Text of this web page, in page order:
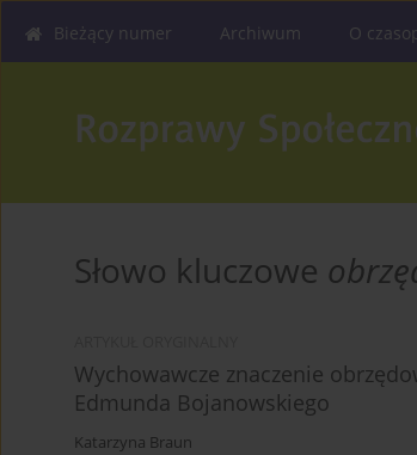
Bieżący numer Archiwum O
Słowo kluczowe
Wychowawcze znaczenie
Edmunda Bojanowskiego
Katarzyna Braun